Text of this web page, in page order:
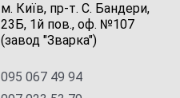
м. Київ, пр-т. С. Бандери,
23Б, 1й пов., оф. №107
(завод "Зварка")
095 067 49 94